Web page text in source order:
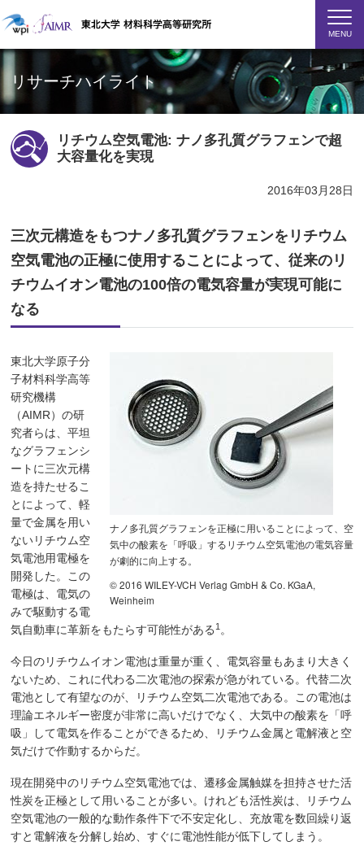
MENU
リサーチハイライト
リチウム空気電池: ナノ多孔質グラフェンで超
大容量化を実現
2016年03月28日
三次元構造をもつナノ多孔質グラフェンをリチウム
空気電池の正極に使用することによって、従来のリ
チウムイオン電池の100倍の電気容量が実現可能に
なる
ナノ多孔質グラフェンを正極に用いることによって、空
気中の酸素を「呼吸」するリチウム空気電池の電気容量
が劇的に向上する。
© 2016 WILEY-VCH Verlag GmbH & Co. KGaA,
Weinheim
東北大学原子分
子材料科学高等
研究機構
（AIMR）の研
究者らは、平坦
なグラフェンシ
ートに三次元構
造を持たせるこ
とによって、軽
量で金属を用い
ないリチウム空
気電池用電極を
開発した。この
電極は、電気の
みで駆動する電
気自動車に革新をもたらす可能性がある1 。
今日のリチウムイオン電池は重量が重く、電気容量もあまり大きく
ないため、これに代わる二次電池の探索が急がれている。代替二次
電池として有望なのが、リチウム空気二次電池である。この電池は
理論エネルギー密度が非常に高いだけでなく、大気中の酸素を「呼
吸」して電気を作ることができるため、リチウム金属と電解液と空
気だけで作動するからだ。
現在開発中のリチウム空気電池では、遷移金属触媒を担持させた活
性炭を正極として用いることが多い。けれども活性炭は、リチウム
空気電池の一般的な動作条件下で不安定化し、充放電を数回繰り返
すと電解液を分解し始め、すぐに電池性能が低下してしまう。